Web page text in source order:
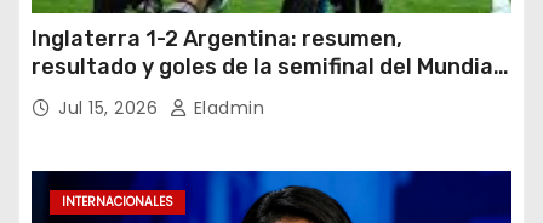
Inglaterra 1-2 Argentina: resumen,
resultado y goles de la semifinal del Mundial
2026Jul 15, 2026 Eladmin
INTERNACIONALES